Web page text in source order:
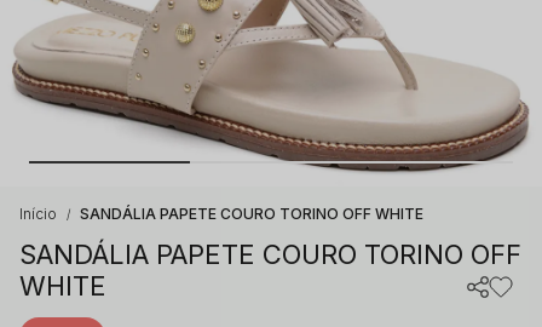
Início SANDÁLIA PAPETE COURO TORINO OFF WHITE
SANDÁLIA PAPETE COURO TORINO OFF
WHITE